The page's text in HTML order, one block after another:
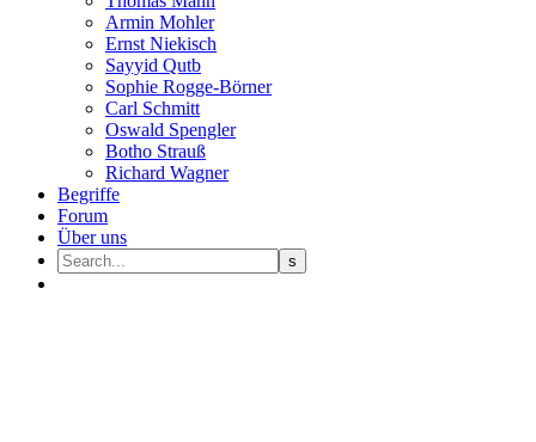
Armin Mohler
Ernst Nie­kisch
Sayyid Qutb
Sophie Rogge-Börner
Carl Schmitt
Oswald Speng­ler
Botho Strauß
Richard Wagner
Begriffe
Forum
Über uns